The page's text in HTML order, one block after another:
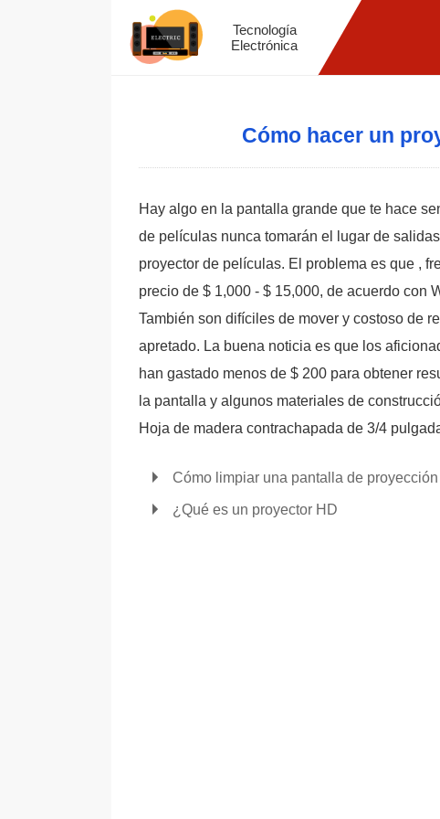
Tecnología
Electrónica
Cómo hacer un
Hay algo en la pantalla grande que te hace
de películas nunca tomarán el lugar de
proyector de películas. El problema es que ,
precio de $ 1,000 - $ 15,000, de acuerdo con
También son difíciles de mover y costoso de
apretado. La buena noticia es que los
han gastado menos de $ 200 para obtener
la pantalla y algunos materiales de
Hoja de madera contrachapada de 3/4
Cómo limpiar una pantalla de proyección
¿Qué es un proyector HD